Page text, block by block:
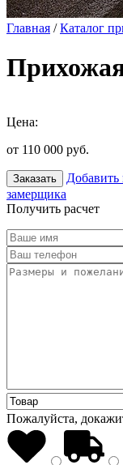
Главная /Каталог
Цена:
от 110 000 руб.
Заказать Добавить
замерщика
Получить расчет
Пожалуйста,